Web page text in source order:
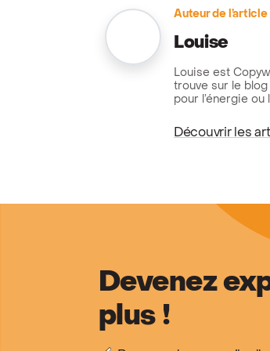
Auteur de l’article
Louise
Louise est
trouve sur le
pour l’énergie ou
Découvrir les
Devenez
plus !